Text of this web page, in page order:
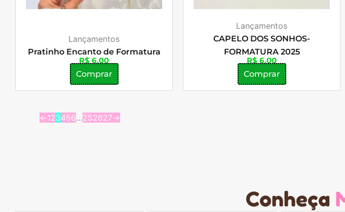
Lançamentos
Pratinho Encanto de Formatura
R$ 6,00
Comprar
Lançamentos
CAPELO DOS SONHOS-
FORMATURA 2025
R$ 6,00
Comprar
←123456…252627→
Conheça